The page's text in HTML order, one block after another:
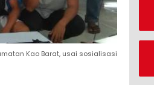
Kao Barat, usai sosialisasi